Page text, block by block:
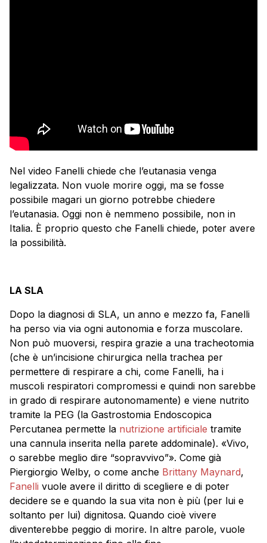
Nel video Fanelli chiede che l’eutanasia venga
legalizzata. Non vuole morire oggi, ma se fosse
possibile magari un giorno potrebbe chiedere
l’eutanasia. Oggi non è nemmeno possibile, non in
Italia. È proprio questo che Fanelli chiede, poter avere
la possibilità.
LA SLA
Dopo la diagnosi di SLA, un anno e mezzo fa, Fanelli
ha perso via via ogni autonomia e forza muscolare.
Non può muoversi, respira grazie a una tracheotomia
(che è un’incisione chirurgica nella trachea per
permettere di respirare a chi, come Fanelli, ha i
muscoli respiratori compromessi e quindi non sarebbe
in grado di respirare autonomamente) e viene nutrito
tramite la PEG (la Gastrostomia Endoscopica
Percutanea permette la nutrizione artificiale tramite
una cannula inserita nella parete addominale). «Vivo,
o sarebbe meglio dire “sopravvivo”». Come già
Piergiorgio Welby, o come anche Brittany Maynard,
Fanelli vuole avere il diritto di scegliere e di poter
decidere se e quando la sua vita non è più (per lui e
soltanto per lui) dignitosa. Quando cioè vivere
diventerebbe peggio di morire. In altre parole, vuole